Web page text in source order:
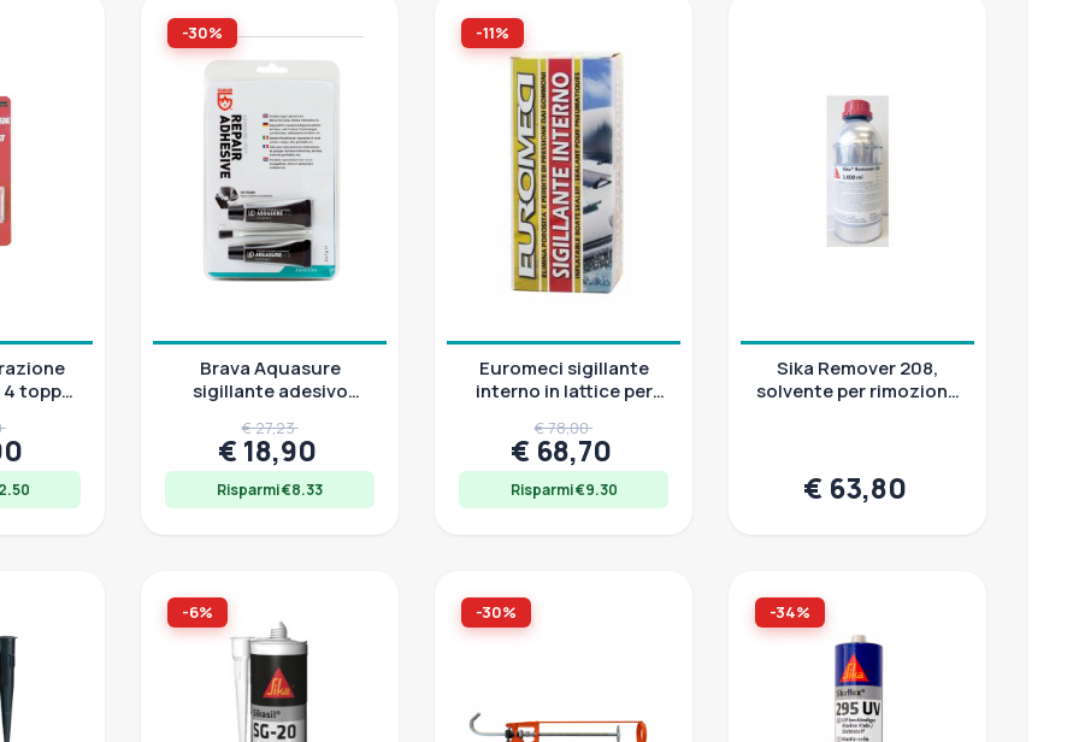
toppe
-30%
Brava Aquasure
sigillante adesivo
7 g
€ 27,23
€ 18,90
Risparmi €8.33
-11%
Euromeci sigillante
interno in lattice per
litro
€ 78,00
€ 68,70
Risparmi €9.30
Sika Remover 208,
solvente per rimozione
€ 63,80
-6% -30% -34%